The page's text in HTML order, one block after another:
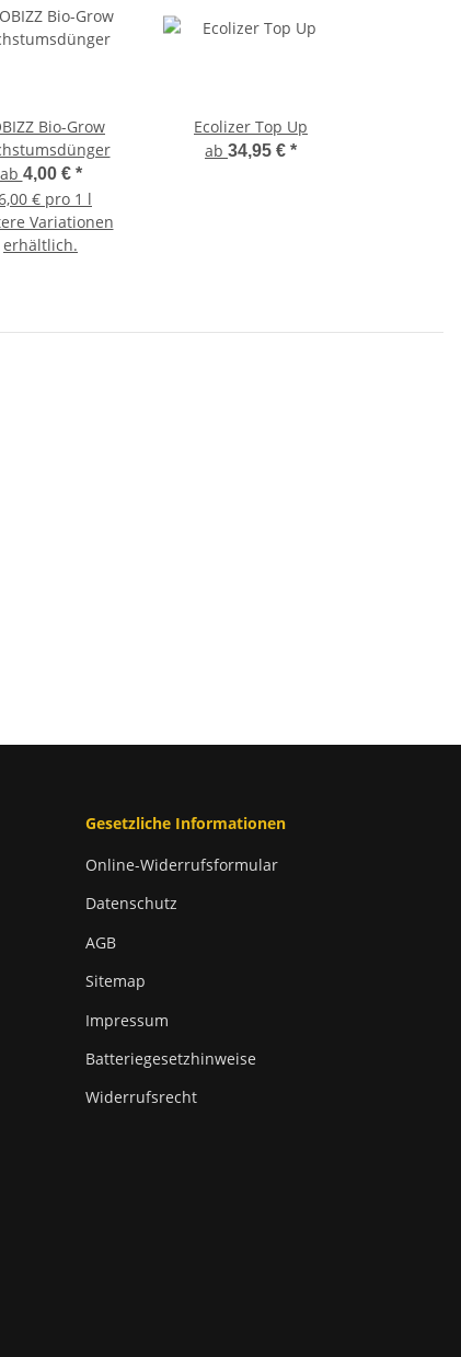
Bio-Grow
ab 4,00 € *
€ pro 1 l
Variationen
erhältlich.
Ecolizer Top Up
ab 34,95 € *
Gesetzliche Informationen
Online-Widerrufsformular
Datenschutz
AGB
Sitemap
Impressum
Batteriegesetzhinweise
Widerrufsrecht